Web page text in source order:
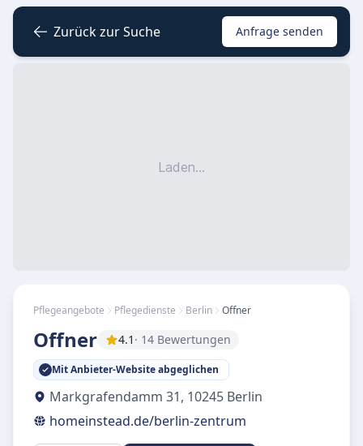
Zurück zur Suche Anfrage senden
Laden...
Pflegeangebote Pflegedienste Berlin Offner
Offner 4.1 · 14 Bewertungen
Mit Anbieter-Website abgeglichen
Markgrafendamm 31, 10245 Berlin
homeinstead.de/berlin-zentrum